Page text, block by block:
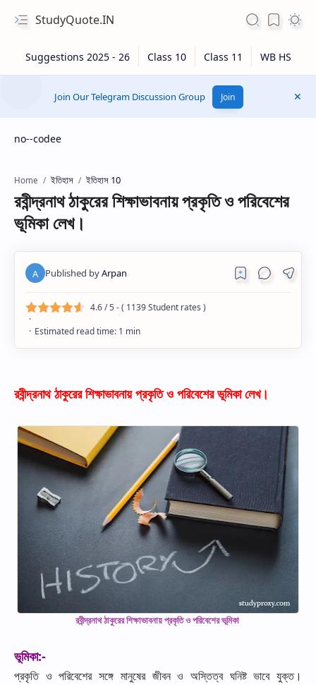
StudyQuote.IN
Join Our Telegram Discussion Group Join
no--codee
Home ইতিহাস ইতিহাস 10
রবীন্দ্রনাথ ঠাকুরের শিক্ষাভাবনায় প্রকৃতি ও পরিবেশের
ভূমিকা লেখ।
4.6/ 5 - ( 1139Student rates )
রবীন্দ্রনাথ ঠাকুরের শিক্ষাভাবনায় প্রকৃতি ও পরিবেশের ভূমিকা লেখ।
রবীন্দ্রনাথ ঠাকুরের শিক্ষাভাবনায় প্রকৃতি ও পরিবেশের ভূমিকা
ভূমিকা:-
প্রকৃতি ও পরিবেশের সঙ্গে মানুষের জীবন ও অস্তিত্ব ঘনিষ্ট ভাবে যুক্ত।